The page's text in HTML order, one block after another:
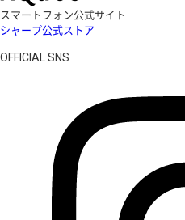
スマートフォン公式サイト
シャープ公式ストア
OFFICIAL SNS